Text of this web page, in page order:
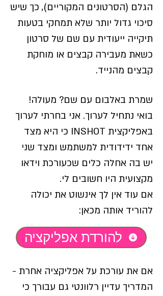
הגלם (הסרטונים המקוריים), כך שיש
סיכוי גדול יותר שלא תמחקי בטעות
תיקייה ייעודית עם שם של סרטון
כשאת מעבירה קבצים או מוחקת
קבצים מהנייד.
שמרת באלבום עם שם? מעולה!
בואי נתחיל לערוך. אני בחרתי לערוך
באפליקצית INSHOT כי היא מצד
אחד ידידודית למשתמש ומצד שני
יש בה אחלה כלים שכעורכת וידאו
מקצועית היו חשובים לי.
אם עוד אין לך אינשוט את יכולה
להוריד אותה מכאן:
להורדת אפליקציה
אם את עורכת על אפליקציה אחרת -
המדריך עדיין רלוונטי גם עבורך כי